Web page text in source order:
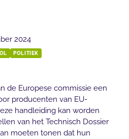
2024
POLITIEK
de Europese commissie een
producenten van EU-
handleiding kan worden
van het Technisch Dossier
moeten tonen dat hun